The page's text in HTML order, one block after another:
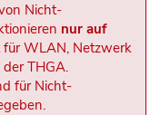
Nicht-
nur auf
für WLAN, Netzwerk
THGA.
für Nicht-